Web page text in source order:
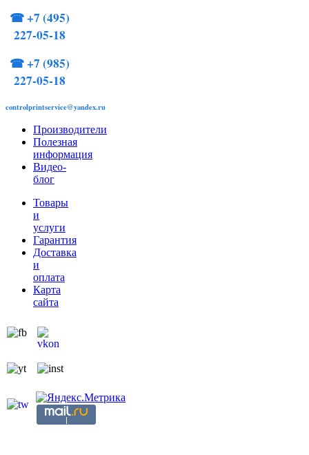
☎+7 (495)
227-05-18
☎+7 (985)
227-05-18
controlprintservice@yandex.ru
Производители
Полезная
информация
Видео-
блог
Товары
и
услуги
Гарантия
Доставка
и
оплата
Карта
сайта